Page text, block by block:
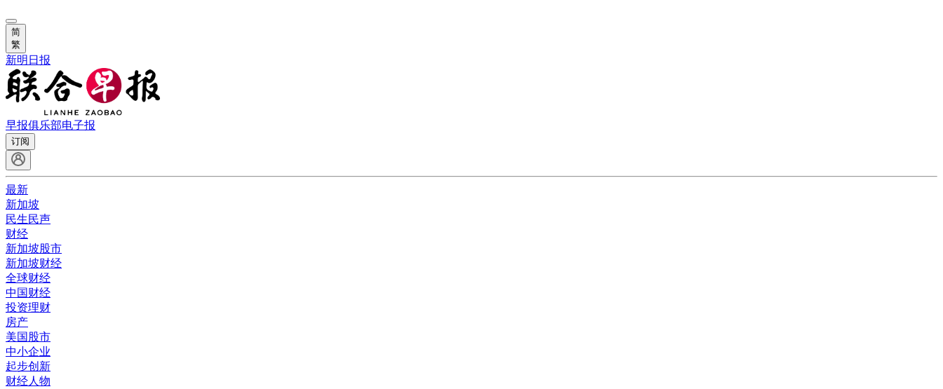
简
繁
新明日报
早报俱乐部电子报
订阅
最新
新加坡
民生民声
财经
新加坡股市
新加坡财经
全球财经
中国财经
投资理财
房产
美国股市
中小企业
起步创新
财经人物